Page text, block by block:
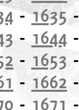
-1635
- 1644
- 1653
- 1662
- 1671